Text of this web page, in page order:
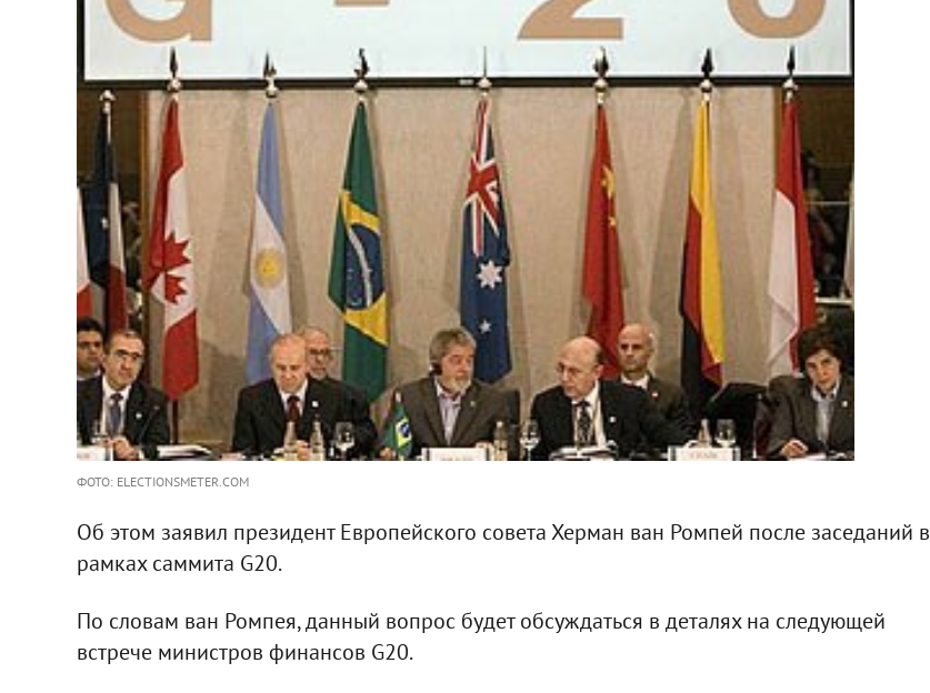
ФОТО: ELECTIONSMETER.COM
Об этом заявил президент Европейского совета Херман ван Ромпей после заседаний в
рамках саммита G20.
По словам ван Ромпея, данный вопрос будет обсуждаться в деталях на следующей
встрече министров финансов G20.